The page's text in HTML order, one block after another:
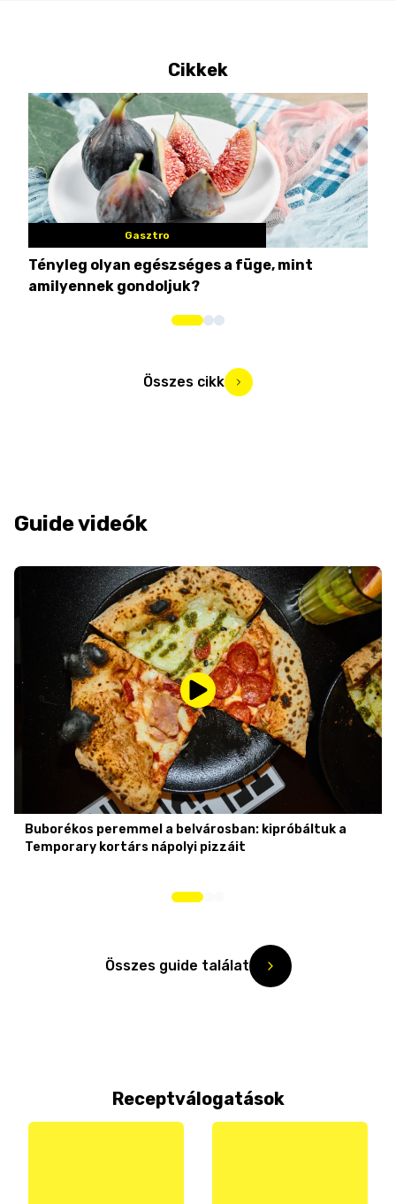
Cikkek
Gasztro
Tényleg olyan egészséges a füge, mint
amilyennek gondoljuk?
Összes cikk
Guide videók
Buborékos peremmel a belvárosban: kipróbáltuk a
Temporary kortárs nápolyi pizzáit
Összes guide találat
Receptválogatások